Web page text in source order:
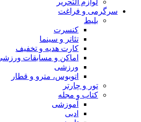
لوازم التحریر
سرگرمی و فراغت
بلیط
کنسرت
تئاتر و سینما
کارت هدیه و تخفیف
اماکن و مسابقات ورزشی
ورزشی
اتوبوس، مترو و قطار
تور و چارتر
کتاب و مجله
آموزشی
ادبی